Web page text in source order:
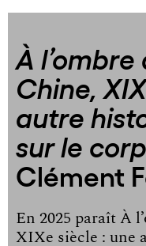
À
Chine,
autre
sur le
Clément
En 2025 paraît À
XIXe siècle : une